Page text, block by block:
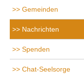
Gemeinden
Nachrichten
Spenden
Chat-Seelsorge